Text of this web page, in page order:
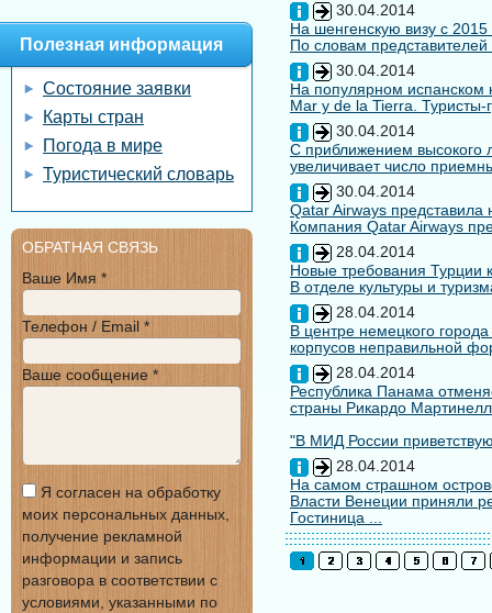
30.04.2014
На шенгенскую визу с 2015
По словам
30.04.2014
На популярном испанском
Mar y de la Tierra. Туристы-
30.04.2014
С приближением высокого
увеличивает число
30.04.2014
Qatar Airways
Компания Qatar Airways
28.04.2014
Новые требования Турции
В отделе культуры и
28.04.2014
В центре немецкого
корпусов неправильной
28.04.2014
Республика Панама
страны Рикардо
"В МИД России
28.04.2014
На самом страшном
Власти Венеции приняли
Гостиница ...
Полезная информация
Состояние заявки
Карты стран
Погода в мире
Туристический словарь
ОБРАТНАЯ СВЯЗЬ
Ваше Имя *
Телефон / Email *
Ваше сообщение *
Я согласен на обработку
моих персональных данных,
получение рекламной
информации и запись
разговора в соответствии с
условиями, указанными по